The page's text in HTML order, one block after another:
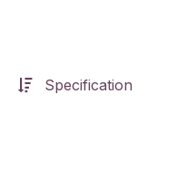
Specification